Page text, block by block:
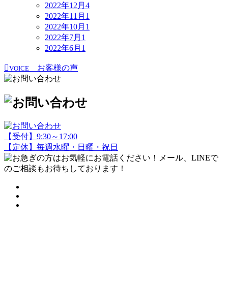
2022年12月 4
2022年11月 1
2022年10月 1
2022年7月 1
2022年6月 1
VOICE お客様の声
【受付】9:30～17:00
【定休】毎週水曜・日曜・祝日